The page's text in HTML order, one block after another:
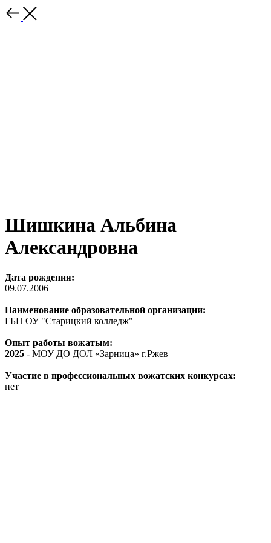
Шишкина Альбина
Александровна
Дата рождения:
09.07.2006
Наименование образовательной организации:
ГБП ОУ "Старицкий колледж"
Опыт работы вожатым:
2025 - МОУ ДО ДОЛ «Зарница» г.Ржев
Участие в профессиональных вожатских конкурсах:
нет